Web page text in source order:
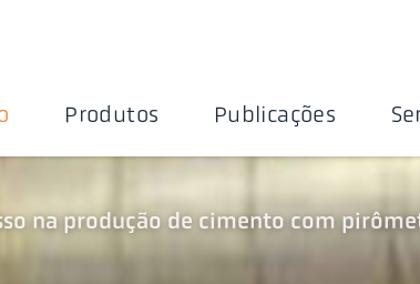
Produtos Publicações
na produção de cimento com